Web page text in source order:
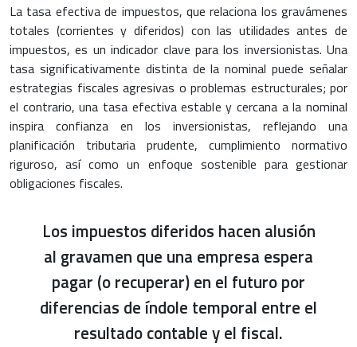
La tasa efectiva de impuestos, que relaciona los gravámenes
totales (corrientes y diferidos) con las utilidades antes de
impuestos, es un indicador clave para los inversionistas. Una
tasa significativamente distinta de la nominal puede señalar
estrategias fiscales agresivas o problemas estructurales; por
el contrario, una tasa efectiva estable y cercana a la nominal
inspira confianza en los inversionistas, reflejando una
planificación tributaria prudente, cumplimiento normativo
riguroso, así como un enfoque sostenible para gestionar
obligaciones fiscales.
Los impuestos diferidos hacen alusión
al gravamen que una empresa espera
pagar (o recuperar) en el futuro por
diferencias de índole temporal entre el
resultado contable y el fiscal.